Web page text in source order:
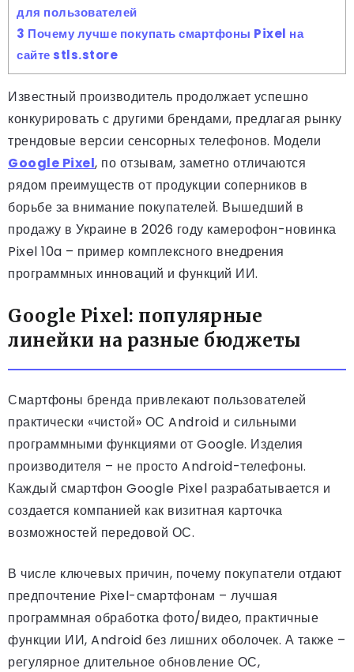
для пользователей
3 Почему лучше покупать смартфоны Pixel на
сайте stls.store
Известный производитель продолжает успешно
конкурировать с другими брендами, предлагая рынку
трендовые версии сенсорных телефонов. Модели
Google Pixel, по отзывам, заметно отличаются
рядом преимуществ от продукции соперников в
борьбе за внимание покупателей. Вышедший в
продажу в Украине в 2026 году камерофон-новинка
Pixel 10a – пример комплексного внедрения
программных инноваций и функций ИИ.
Google Pixel: популярные
линейки на разные бюджеты
Смартфоны бренда привлекают пользователей
практически «чистой» ОС Android и сильными
программными функциями от Google. Изделия
производителя – не просто Android-телефоны.
Каждый смартфон Google Pixel разрабатывается и
создается компанией как визитная карточка
возможностей передовой ОС.
В числе ключевых причин, почему покупатели отдают
предпочтение Pixel-смартфонам – лучшая
программная обработка фото/видео, практичные
функции ИИ, Android без лишних оболочек. А также –
регулярное длительное обновление ОС,